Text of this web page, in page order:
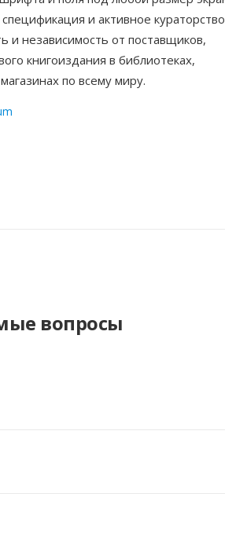
и активное кураторство
и независимость от поставщиков,
книгоиздания в библиотеках,
по всему миру.
вопросы